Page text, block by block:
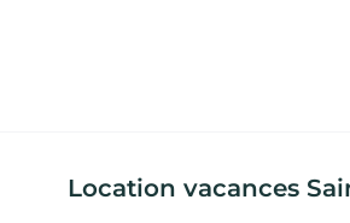
Location vacances